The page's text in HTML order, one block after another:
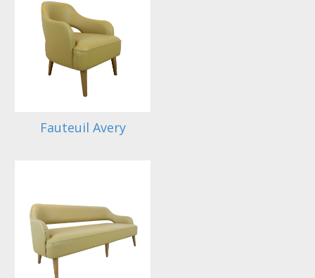
Fauteuil Avery